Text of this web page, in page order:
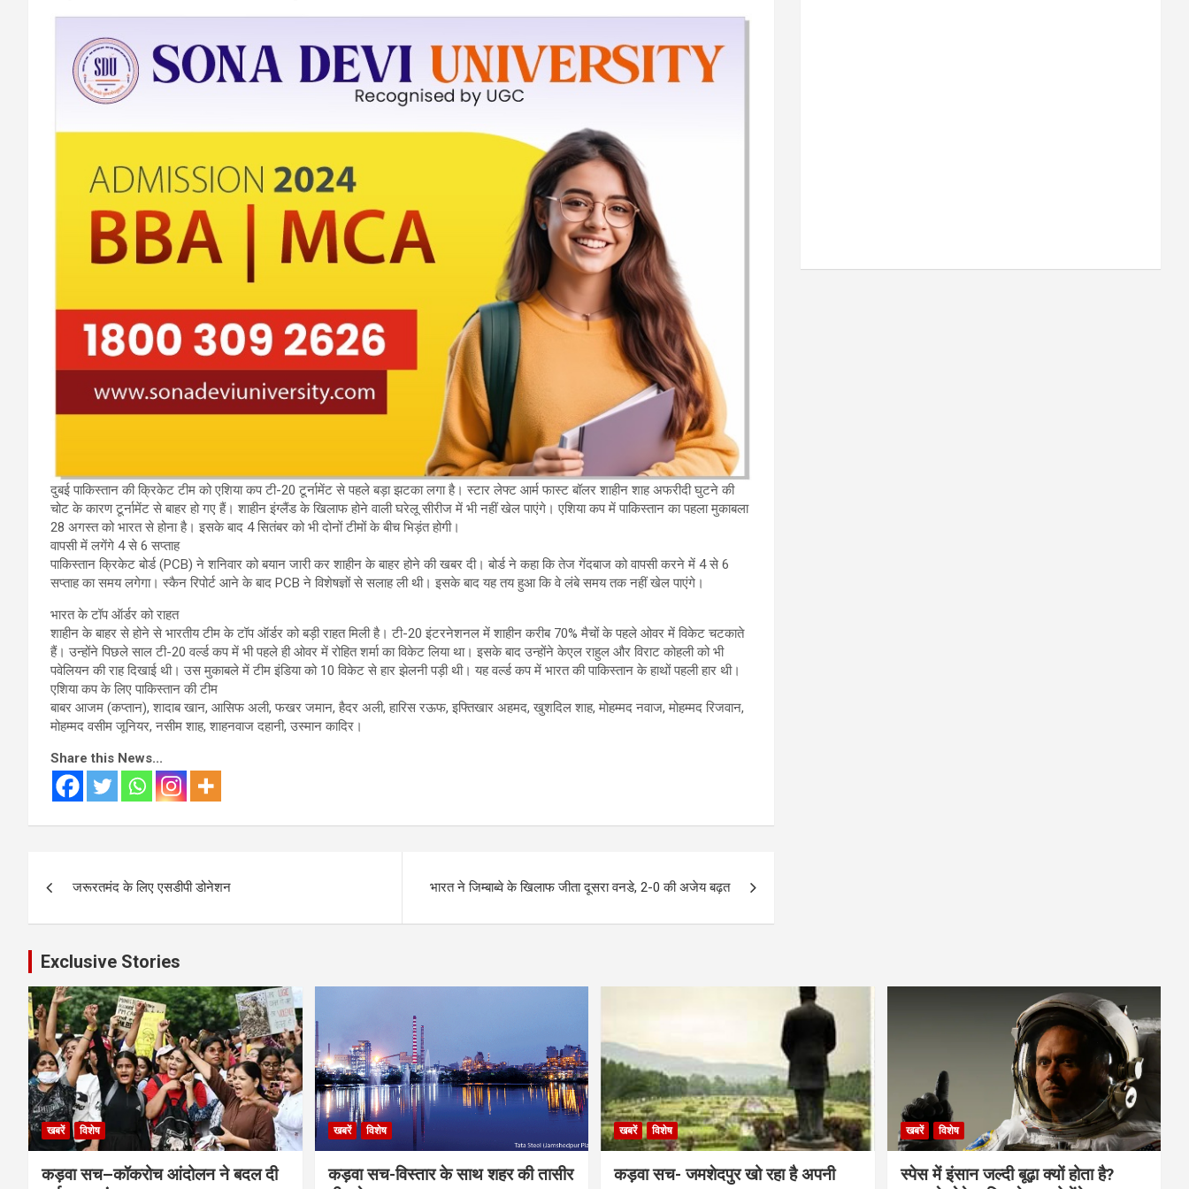
दुबई पाकिस्तान की क्रिकेट टीम को एशिया कप टी-20 टूर्नामेंट से पहले बड़ा झटका लगा है। स्टार लेफ्ट आर्म फास्ट बॉलर शाहीन शाह अफरीदी घुटने की
चोट के कारण टूर्नामेंट से बाहर हो गए हैं। शाहीन इंग्लैंड के खिलाफ होने वाली घरेलू सीरीज में भी नहीं खेल पाएंगे। एशिया कप में पाकिस्तान का पहला मुकाबला
28 अगस्त को भारत से होना है। इसके बाद 4 सितंबर को भी दोनों टीमों के बीच भिड़ंत होगी।
वापसी में लगेंगे 4 से 6 सप्ताह
पाकिस्तान क्रिकेट बोर्ड (PCB) ने शनिवार को बयान जारी कर शाहीन के बाहर होने की खबर दी। बोर्ड ने कहा कि तेज गेंदबाज को वापसी करने में 4 से 6
सप्ताह का समय लगेगा। स्कैन रिपोर्ट आने के बाद PCB ने विशेषज्ञों से सलाह ली थी। इसके बाद यह तय हुआ कि वे लंबे समय तक नहीं खेल पाएंगे।
भारत के टॉप ऑर्डर को राहत
शाहीन के बाहर से होने से भारतीय टीम के टॉप ऑर्डर को बड़ी राहत मिली है। टी-20 इंटरनेशनल में शाहीन करीब 70% मैचों के पहले ओवर में विकेट चटकाते
हैं। उन्होंने पिछले साल टी-20 वर्ल्ड कप में भी पहले ही ओवर में रोहित शर्मा का विकेट लिया था। इसके बाद उन्होंने केएल राहुल और विराट कोहली को भी
पवेलियन की राह दिखाई थी। उस मुकाबले में टीम इंडिया को 10 विकेट से हार झेलनी पड़ी थी। यह वर्ल्ड कप में भारत की पाकिस्तान के हाथों पहली हार थी।
एशिया कप के लिए पाकिस्तान की टीम
बाबर आजम (कप्तान), शादाब खान, आसिफ अली, फखर जमान, हैदर अली, हारिस रऊफ, इफ्तिखार अहमद, खुशदिल शाह, मोहम्मद नवाज, मोहम्मद रिजवान,
मोहम्मद वसीम जूनियर, नसीम शाह, शाहनवाज दहानी, उस्मान कादिर।
Share this News...
navigation
जरूरतमंद के लिए एसडीपी डोनेशन भारत ने जिम्बाब्वे के खिलाफ जीता दूसरा वनडे, 2-0 की अजेय बढ़त
Exclusive Stories
खबरें विशेष
कड़वा सच–कॉकरोच आंदोलन ने बदल दी
खबरें विशेष
कड़वा सच-विस्तार के साथ शहर की तासीर
खबरें विशेष
कड़वा सच- जमशेदपुर खो रहा है अपनी
खबरें विशेष
स्पेस में इंसान जल्दी बूढ़ा क्यों होता है?